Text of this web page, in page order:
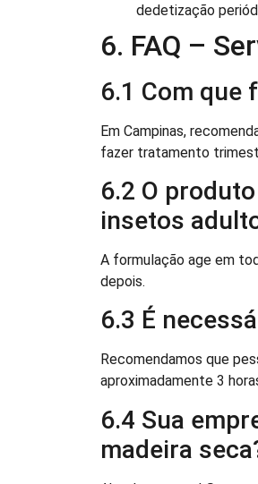
dedetização
6. FAQ –
6.1 Com que
Em Campinas,
fazer tratamento
6.2 O
insetos
A formulação age em
depois.
6.3 É
Recomendamos que
aproximadamente 3
6.4 Sua
madeira